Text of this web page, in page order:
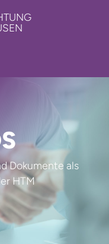
Dokumente als
HTM